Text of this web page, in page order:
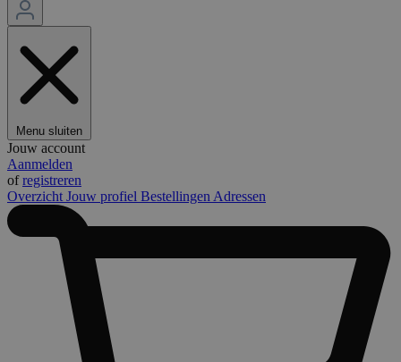
Menu sluiten
Jouw account
Aanmelden
ofregistreren
Overzicht Jouw profiel Bestellingen Adressen